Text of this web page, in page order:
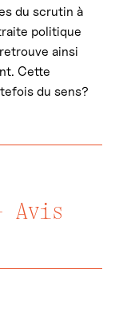
du scrutin à
politique
ainsi
Cette
du sens?
Avis